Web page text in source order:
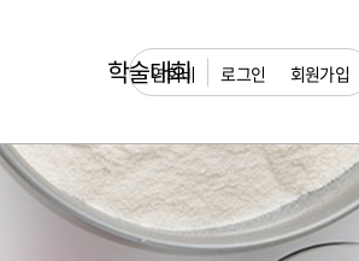
연회비 로그인 회원가입
학술대회